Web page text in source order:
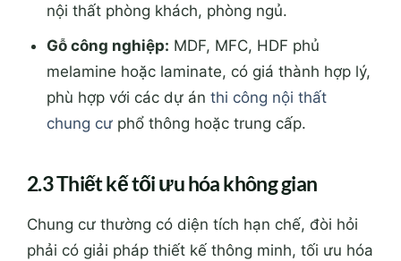
nội thất phòng khách, phòng ngủ.
Gỗ công nghiệp: MDF, MFC, HDF phủ
melamine hoặc laminate, có giá thành hợp lý,
phù hợp với các dự ánthi công nội thất
chung cư phổ thông hoặc trung cấp.
2.3 Thiết kế tối ưu hóa không gian
Chung cư thường có diện tích hạn chế, đòi hỏi
phải có giải pháp thiết kế thông minh, tối ưu hóa